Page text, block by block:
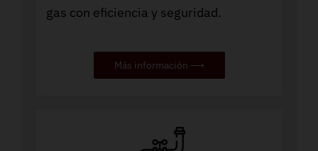
gas con eficiencia y seguridad.
Más información ⟶